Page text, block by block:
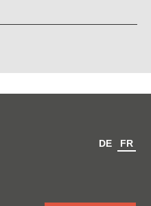
DE FR